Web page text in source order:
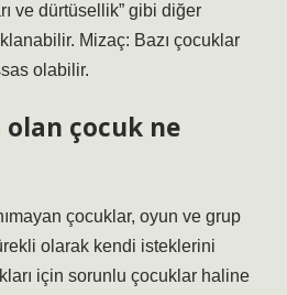
ve dürtüsellik” gibi diğer
Mizaç: Bazı çocuklar
olabilir.
olan çocuk ne
çocuklar, oyun ve grup
olarak kendi isteklerini
için sorunlu çocuklar haline